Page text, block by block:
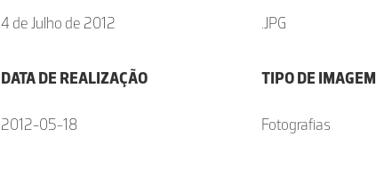
4 de Julho de 2012
DATA DE REALIZAÇÃO
2012-05-18
.JPG
TIPO DE IMAGEM
Fotografias